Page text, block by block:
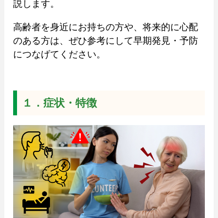
説します。
高齢者を身近にお持ちの方や、将来的に心配
のある方は、ぜひ参考にして早期発見・予防
につなげてください。
１．症状・特徴